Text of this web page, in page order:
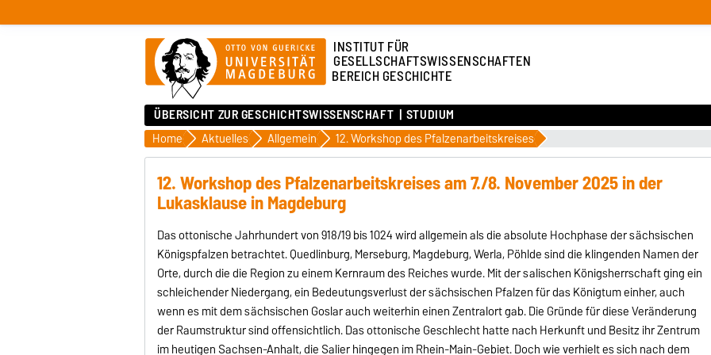
INSTITUT FÜR
GESELLSCHAFTSWISSENSCHAFTEN
BEREICH GESCHICHTE
ÜBERSICHT ZUR GESCHICHTSWISSENSCHAFT STUDIUM
Home Aktuelles Allgemein 12. Workshop des Pfalzenarbeitskreises
12. Workshop des Pfalzenarbeitskreises am 7./8. November 2025 in der
Lukasklause in Magdeburg
Das ottonische Jahrhundert von 918/19 bis 1024 wird allgemein als die absolute Hochphase der sächsischen
Königspfalzen betrachtet. Quedlinburg, Merseburg, Magdeburg, Werla, Pöhlde sind die klingenden Namen der
Orte, durch die die Region zu einem Kernraum des Reiches wurde. Mit der salischen Königsherrschaft ging ein
schleichender Niedergang, ein Bedeutungsverlust der sächsischen Pfalzen für das Königtum einher, auch
wenn es mit dem sächsischen Goslar auch weiterhin einen Zentralort gab. Die Gründe für diese Veränderung
der Raumstruktur sind offensichtlich. Das ottonische Geschlecht hatte nach Herkunft und Besitz ihr Zentrum
im heutigen Sachsen-Anhalt, die Salier hingegen im Rhein-Main-Gebiet. Doch wie verhielt es sich nach dem